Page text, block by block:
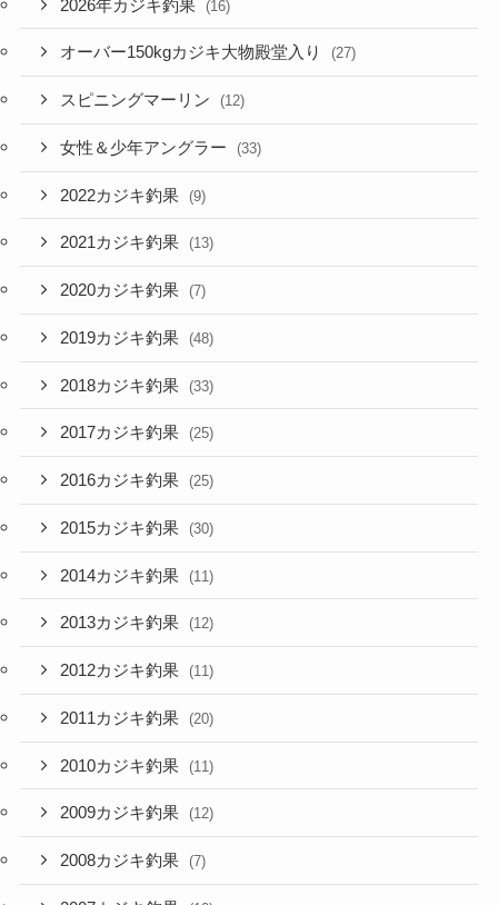
2026年カジキ釣果 (16)
オーバー150kgカジキ大物殿堂入り (27)
スピニングマーリン (12)
女性＆少年アングラー (33)
2022カジキ釣果 (9)
2021カジキ釣果 (13)
2020カジキ釣果 (7)
2019カジキ釣果 (48)
2018カジキ釣果 (33)
2017カジキ釣果 (25)
2016カジキ釣果 (25)
2015カジキ釣果 (30)
2014カジキ釣果 (11)
2013カジキ釣果 (12)
2012カジキ釣果 (11)
2011カジキ釣果 (20)
2010カジキ釣果 (11)
2009カジキ釣果 (12)
2008カジキ釣果 (7)